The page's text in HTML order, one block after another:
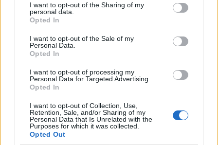
I want to opt-out of the Sharing of my
personal data.
Opted In
I want to opt-out of the Sale of my
Personal Data.
Opted In
I want to opt-out of processing my
Personal Data for Targeted Advertising.
Opted In
I want to opt-out of Collection, Use,
Retention, Sale, and/or Sharing of my
Personal Data that Is Unrelated with the
Purposes for which it was collected.
Opted Out
Satser på Sting, øker
salget